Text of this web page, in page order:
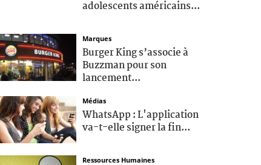
adolescents américains...
Marques
Burger King s’associe à
Buzzman pour son
lancement...
Médias
WhatsApp : L'application
va-t-elle signer la fin...
Ressources Humaines